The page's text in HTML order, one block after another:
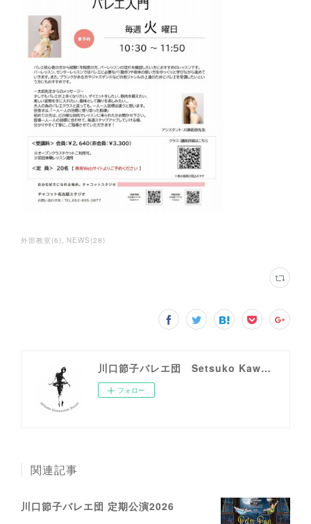
外部教室(6) NEWS (28)
川口節子バレエ団 Setsuko Kawaguchi Ballet
フォロー
関連記事
川口節子バレエ団 定期公演2026